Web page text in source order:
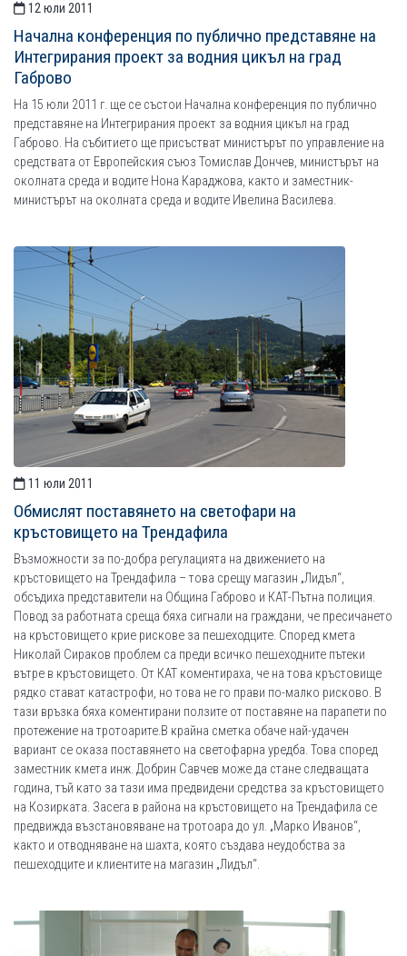
12 юли 2011
Начална конференция по публично представяне на
Интегрирания проект за водния цикъл на град
Габрово
На 15 юли 2011 г. ще се състои Начална конференция по публично
представяне на Интегрирания проект за водния цикъл на град
Габрово. На събитието ще присъстват министърът по управление на
средствата от Европейския съюз Томислав Дончев, министърът на
околната среда и водите Нона Караджова, както и заместник-
министърът на околната среда и водите Ивелина Василева.
11 юли 2011
Обмислят поставянето на светофари на
кръстовището на Трендафила
Възможности за по-добра регулацията на движението на
кръстовището на Трендафила – това срещу магазин „Лидъл“,
обсъдиха представители на Община Габрово и КАТ-Пътна полиция.
Повод за работната среща бяха сигнали на граждани, че пресичането
на кръстовището крие рискове за пешеходците. Според кмета
Николай Сираков проблем са преди всичко пешеходните пътеки
вътре в кръстовището. От КАТ коментираха, че на това кръстовище
рядко стават катастрофи, но това не го прави по-малко рисково. В
тази връзка бяха коментирани ползите от поставяне на парапети по
протежение на тротоарите.В крайна сметка обаче най-удачен
вариант се оказа поставянето на светофарна уредба. Това според
заместник кмета инж. Добрин Савчев може да стане следващата
година, тъй като за тази има предвидени средства за кръстовището
на Козирката. Засега в района на кръстовището на Трендафила се
предвижда възстановяване на тротоара до ул. „Марко Иванов“,
както и отводняване на шахта, която създава неудобства за
пешеходците и клиентите на магазин „Лидъл“.